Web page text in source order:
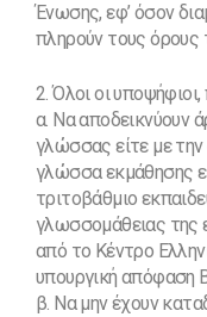
Ένωσης, εφ’ όσον
πληρούν τους όρους
2. Όλοι οι υποψήφιοι,
α. Να αποδεικνύουν
γλώσσας είτε με
γλώσσα εκμάθησης
τριτοβάθμιο
γλωσσομάθειας της
από το Κέντρο
υπουργική απόφαση
β. Να μην έχουν